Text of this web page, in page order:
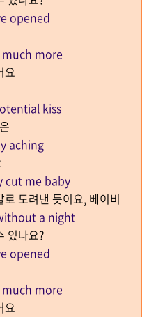
opened
more
요
kiss
aching
cut me baby
로 도려낸 듯이요, 베이비
a night
있나요?
opened
more
요